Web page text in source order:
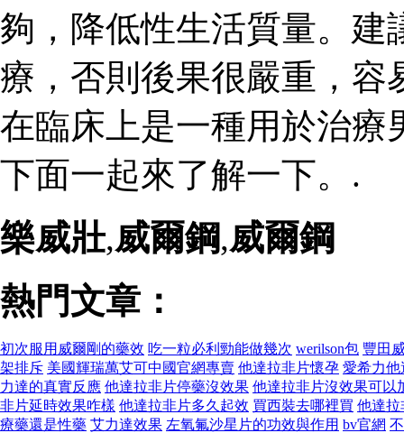
夠，降低性生活質量。建
療，否則後果很嚴重，容
在臨床上是一種用於治療
下面一起來了解一下。.
樂威壯,威爾鋼,威爾鋼
熱門文章：
初次服用威爾剛的藥效 吃一粒必利勁能做幾次 werilson包 豐田
架排斥 美國輝瑞萬艾可中國官網專賣 他達拉非片懷孕 愛希力他
力達的真實反應 他達拉非片停藥沒效果 他達拉非片沒效果可以
非片延時效果咋樣 他達拉非片多久起效 買西裝去哪裡買 他達拉
療藥還是性藥 艾力達效果 左氧氟沙星片的功效與作用 bv官網